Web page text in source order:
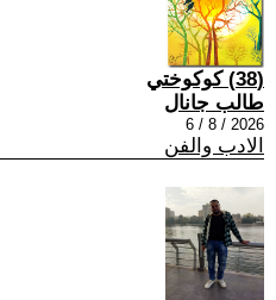
(38) كوكوختي
طالب جانال
2026 / 8 / 6
الادب والفن